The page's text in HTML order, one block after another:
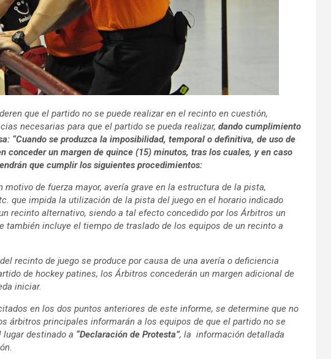
que el partido no se puede realizar en el recinto en cuestión,
necesarias para que el partido se pueda realizar, dando cumplimiento
“Cuando se produzca la imposibilidad, temporal o definitiva, de uso de
conceder un margen de quince (15) minutos, tras los cuales, y en caso
que cumplir los siguientes procedimientos:
de fuerza mayor, avería grave en la estructura de la pista,
que impida la utilización de la pista del juego en el horario indicado
recinto alternativo, siendo a tal efecto concedido por los Árbitros un
también incluye el tiempo de traslado de los equipos de un recinto a
recinto de juego se produce por causa de una avería o deficiencia
de hockey patines, los Árbitros concederán un margen adicional de
iniciar.
en los dos puntos anteriores de este informe, se determine que no
árbitros principales informarán a los equipos de que el partido no se
lugar destinado a “Declaración de Protesta”, la información detallada